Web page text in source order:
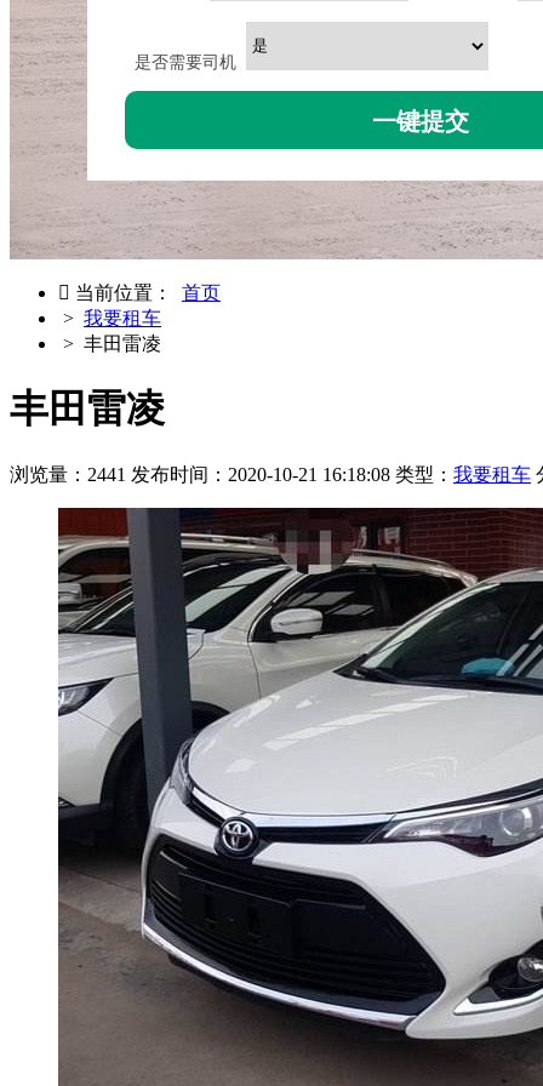
是否需要司机
 当前位置： 首页
> 我要租车
> 丰田雷凌
丰田雷凌
浏览量：2441 发布时间：2020-10-21 16:18:08 类型： 我要租车